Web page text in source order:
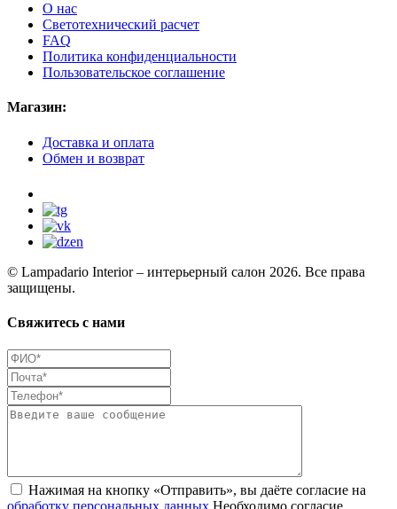
О нас
Светотехнический расчет
FAQ
Политика конфиденциальности
Пользовательское соглашение
Магазин:
Доставка и оплата
Обмен и возврат
© Lampadario Interior – интерьерный салон 2026. Все права
защищены.
Свяжитесь с нами
Нажимая на кнопку «Отправить», вы даёте согласие на